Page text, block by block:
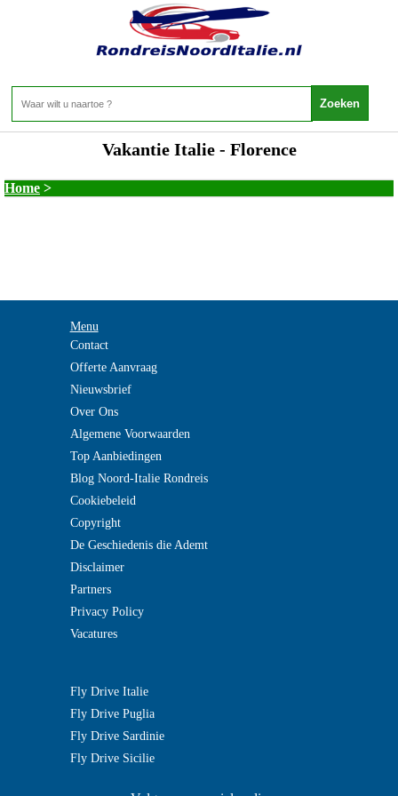
Vakantie Italie - Florence
Home >
Menu
Contact
Offerte Aanvraag
Nieuwsbrief
Over Ons
Algemene Voorwaarden
Top Aanbiedingen
Blog Noord-Italie Rondreis
Cookiebeleid
Copyright
De Geschiedenis die Ademt
Disclaimer
Partners
Privacy Policy
Vacatures
Fly Drive Italie
Fly Drive Puglia
Fly Drive Sardinie
Fly Drive Sicilie